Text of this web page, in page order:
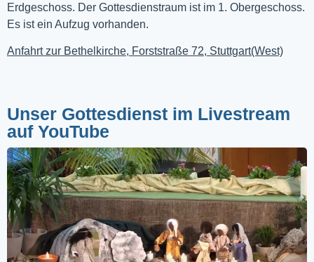
Erdgeschoss. Der Gottesdienstraum ist im 1. Obergeschoss.
Es ist ein Aufzug vorhanden.
Anfahrt zur Bethelkirche, Forststraße 72, Stuttgart(West)
Unser Gottesdienst im Livestream
auf YouTube